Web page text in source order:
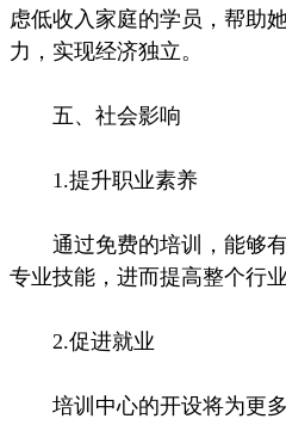
虑低收入家庭的学员，帮助
力，实现经济独立。
五、社会影响
1.提升职业素养
通过免费的培训，能够有
专业技能，进而提高整个行
2.促进就业
培训中心的开设将为更多